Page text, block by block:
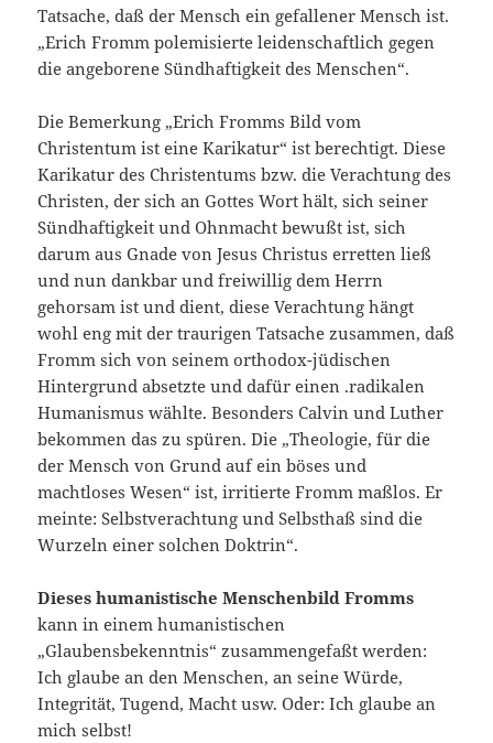
Tatsache, daß der Mensch ein gefallener Mensch ist.
„Erich Fromm polemisierte leidenschaftlich gegen
die angeborene Sündhaftigkeit des Menschen“.
Die Bemerkung „Erich Fromms Bild vom
Christentum ist eine Karikatur“ ist berechtigt. Diese
Karikatur des Christentums bzw. die Verachtung des
Christen, der sich an Gottes Wort hält, sich seiner
Sündhaftigkeit und Ohnmacht bewußt ist, sich
darum aus Gnade von Jesus Christus erretten ließ
und nun dankbar und freiwillig dem Herrn
gehorsam ist und dient, diese Verachtung hängt
wohl eng mit der traurigen Tatsache zusammen, daß
Fromm sich von seinem orthodox-jüdischen
Hintergrund absetzte und dafür einen .radikalen
Humanismus wählte. Besonders Calvin und Luther
bekommen das zu spüren. Die „Theologie, für die
der Mensch von Grund auf ein böses und
machtloses Wesen“ ist, irritierte Fromm maßlos. Er
meinte: Selbstverachtung und Selbsthaß sind die
Wurzeln einer solchen Doktrin“.
Dieses humanistische Menschenbild Fromms
kann in einem humanistischen
„Glaubensbekenntnis“ zusammengefaßt werden:
Ich glaube an den Menschen, an seine Würde,
Integrität, Tugend, Macht usw. Oder: Ich glaube an
mich selbst!